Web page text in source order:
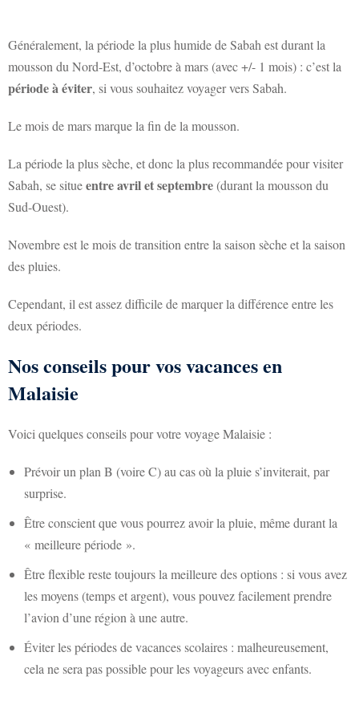
Généralement, la période la plus humide de Sabah est durant la
mousson du Nord-Est, d’octobre à mars (avec +/- 1 mois) : c’est la
période à éviter, si vous souhaitez voyager vers Sabah.
Le mois de mars marque la fin de la mousson.
La période la plus sèche, et donc la plus recommandée pour visiter
Sabah, se situeentre avril et septembre(durant la mousson du
Sud-Ouest).
Novembre est le mois de transition entre la saison sèche et la saison
des pluies.
Cependant, il est assez difficile de marquer la différence entre les
deux périodes.
Nos conseils pour vos vacances en
Malaisie
Voici quelques conseils pour votre voyage Malaisie :
Prévoir un plan B (voire C) au cas où la pluie s’inviterait, par
surprise.
Être conscient que vous pourrez avoir la pluie, même durant la
« meilleure période ».
Être flexible reste toujours la meilleure des options : si vous avez
les moyens (temps et argent), vous pouvez facilement prendre
l’avion d’une région à une autre.
Éviter les périodes de vacances scolaires : malheureusement,
cela ne sera pas possible pour les voyageurs avec enfants.